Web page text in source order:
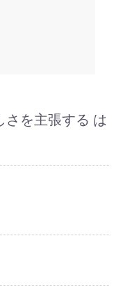
さを主張する は